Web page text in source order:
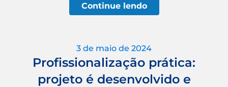
Continue lendo
3 de maio de 2024
Profissionalização prática:
projeto é desenvolvido e